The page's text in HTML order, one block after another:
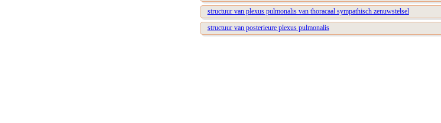
structuur van plexus pulmonalis van thoracaal sympathisch zenuwstelsel
structuur van posterieure plexus pulmonalis